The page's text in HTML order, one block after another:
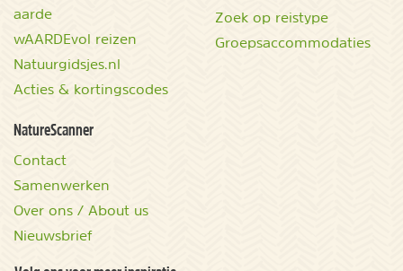
aarde
wAARDEvol reizen
Natuurgidsjes.nl
Acties & kortingscodes
Zoek op reistype
Groepsaccommodaties
NatureScanner
Contact
Samenwerken
Over ons / About us
Nieuwsbrief